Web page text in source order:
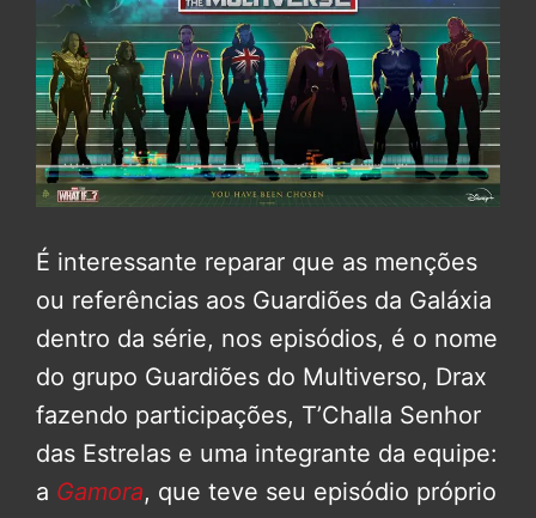
É interessante reparar que as menções
ou referências aos Guardiões da Galáxia
dentro da série, nos episódios, é o nome
do grupo Guardiões do Multiverso, Drax
fazendo participações, T’Challa Senhor
das Estrelas e uma integrante da equipe:
a Gamora, que teve seu episódio próprio